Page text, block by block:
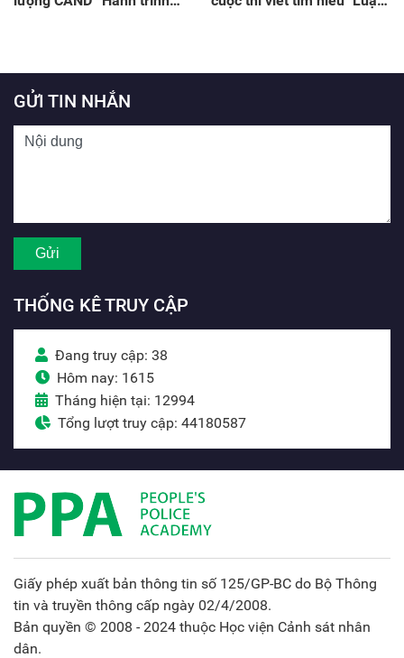
GỬI TIN NHẮN
THỐNG KÊ TRUY CẬP
Đang truy cập: 38
Hôm nay: 1615
Tháng hiện tại: 12994
Tổng lượt truy cập: 44180587
Giấy phép xuất bản thông tin số 125/GP-BC do Bộ Thông
tin và truyền thông cấp ngày 02/4/2008.
Bản quyền © 2008 - 2024 thuộc Học viện Cảnh sát nhân
dân.